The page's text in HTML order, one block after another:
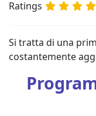
Ratings
Si tratta di una
costantemente